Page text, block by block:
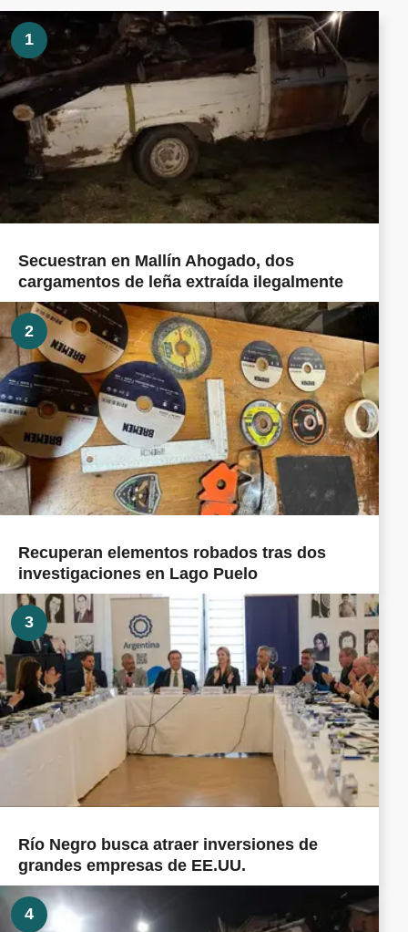
1
Secuestran en Mallín Ahogado, dos
cargamentos de leña extraída ilegalmente
2
Recuperan elementos robados tras dos
investigaciones en Lago Puelo
3
Río Negro busca atraer inversiones de
grandes empresas de EE.UU.
4